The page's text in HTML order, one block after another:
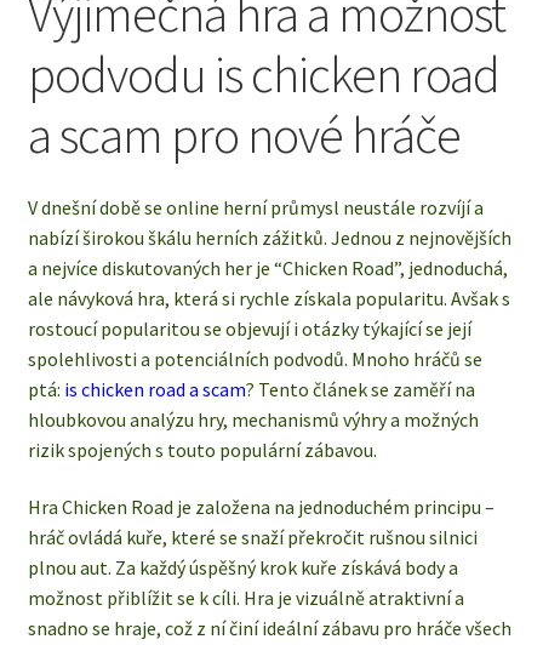
Výjimečná hra a možnost
podvodu is chicken road
a scam pro nové hráče
V dnešní době se online herní průmysl neustále rozvíjí a
nabízí širokou škálu herních zážitků. Jednou z nejnovějších
a nejvíce diskutovaných her je “Chicken Road”, jednoduchá,
ale návyková hra, která si rychle získala popularitu. Avšak s
rostoucí popularitou se objevují i otázky týkající se její
spolehlivosti a potenciálních podvodů. Mnoho hráčů se
ptá: is chicken road a scam? Tento článek se zaměří na
hloubkovou analýzu hry, mechanismů výhry a možných
rizik spojených s touto populární zábavou.
Hra Chicken Road je založena na jednoduchém principu –
hráč ovládá kuře, které se snaží překročit rušnou silnici
plnou aut. Za každý úspěšný krok kuře získává body a
možnost přiblížit se k cíli. Hra je vizuálně atraktivní a
snadno se hraje, což z ní činí ideální zábavu pro hráče všech